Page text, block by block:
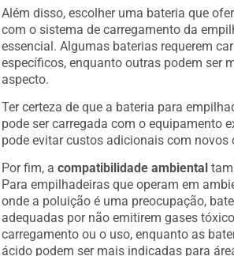
Além disso, escolher uma bateria que
com o sistema de carregamento da
essencial. Algumas baterias requerem
específicos, enquanto outras podem ser
aspecto.
Ter certeza de que a bateria para
pode ser carregada com o equipamento
pode evitar custos adicionais com novos
Por fim, acompatibilidade ambiental
Para empilhadeiras que operam em
onde a poluição é uma preocupação,
adequadas por não emitirem gases
carregamento ou o uso, enquanto as
ácido podem ser mais indicadas para